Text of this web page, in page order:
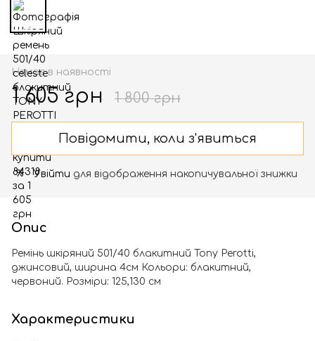
Немає в наявності
1 605 грн 1 800 грн
Повідомити, коли з'явиться
% Увійти для відображення накопичувальної знижки
Опис
Ремінь шкіряний 501/40 блакитний Tony Perotti,
джинсовий, ширина 4см Кольори: блакитний,
червоний. Розміри: 125,130 см
Характеристики